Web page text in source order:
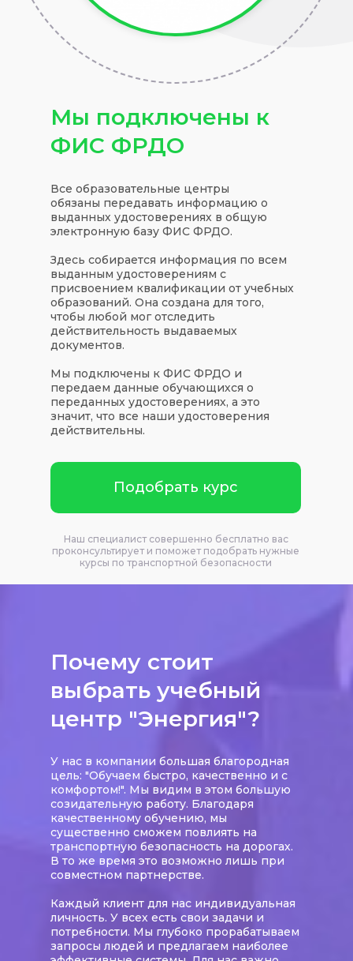
Все образовательные центры
обязаны передавать информацию о
выданных удостоверениях в общую
электронную базу ФИС ФРДО.
Здесь собирается информация по всем
выданным удостоверениям с
присвоением квалификации от учебных
образований. Она создана для того,
чтобы любой мог отследить
действительность выдаваемых
документов.
Мы подключены к ФИС ФРДО и
передаем данные обучающихся о
переданных удостоверениях, а это
значит, что все наши удостоверения
действительны.
Наш специалист совершенно бесплатно вас
проконсультирует и поможет подобрать нужные
курсы по транспортной безопасности
Подобрать курс
Мы подключены к
ФИС ФРДО
Почему стоит
выбрать учебный
центр "Энергия"?
У нас в компании большая благородная
цель: "Обучаем быстро, качественно и с
комфортом!". Мы видим в этом большую
созидательную работу. Благодаря
качественному обучению, мы
существенно сможем повлиять на
транспортную безопасность на дорогах.
В то же время это возможно лишь при
совместном партнерстве.
Каждый клиент для нас индивидуальная
личность. У всех есть свои задачи и
потребности. Мы глубоко прорабатываем
запросы людей и предлагаем наиболее